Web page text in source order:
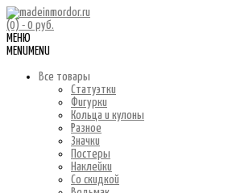
(0) - 0 руб.
МЕНЮ
MENU MENU
Все товары
Статуэтки
Фигурки
Кольца и кулоны
Разное
Значки
Постеры
Наклейки
Со скидкой